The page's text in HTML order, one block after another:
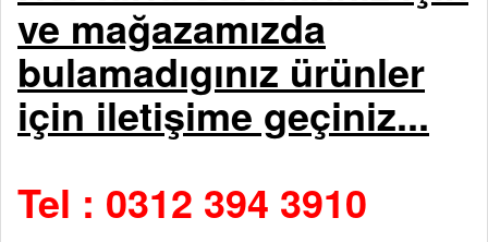
ve mağazamızda
bulamadıgınız ürünler
için iletişime geçiniz...
Tel : 0312 394 3910